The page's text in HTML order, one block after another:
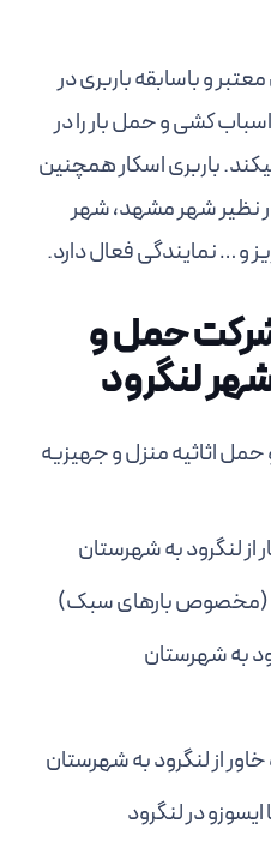
و باسابقه باربری در
کشی و حمل بار را در
باربری اسکار همچنین
نظیر شهر مشهد، شهر
و … نمایندگی فعال دارد.
حمل و
لنگرود
اثاثیه منزل و جهیزیه
از لنگرود به شهرستان
(مخصوص بارهای سبک)
به شهرستان
از لنگرود به شهرستان
در لنگرود